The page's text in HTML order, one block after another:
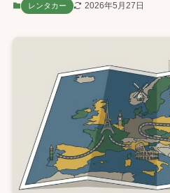
レンタカー 2026年5月27日